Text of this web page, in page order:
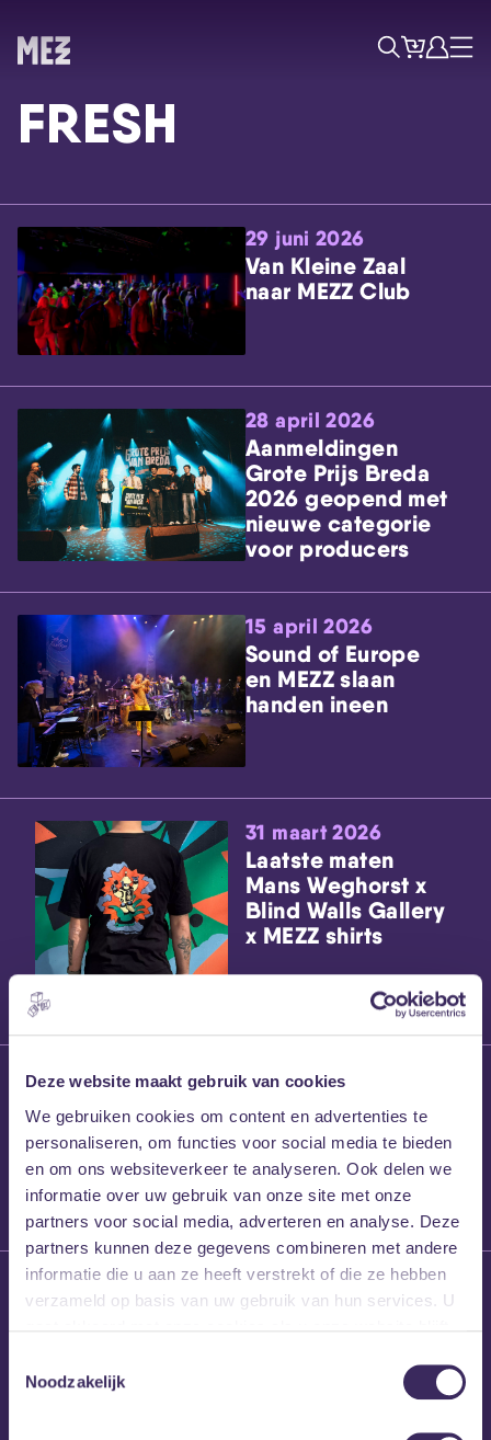
Deze website maakt gebruik van cookies
We gebruiken cookies om content en advertenties te
personaliseren, om functies voor social media te bieden
en om ons websiteverkeer te analyseren. Ook delen we
informatie over uw gebruik van onze site met onze
partners voor social media, adverteren en analyse. Deze
partners kunnen deze gegevens combineren met andere
informatie die u aan ze heeft verstrekt of die ze hebben
verzameld op basis van uw gebruik van hun services. U
Noodzakelijk
Skip navigatie
ZoekTicketsAccount
Menu
FRESH
29 juni 2026
Van Kleine Zaal
naar MEZZ Club
28 april 2026
Aanmeldingen
Grote Prijs Breda
2026 geopend met
nieuwe categorie
voor producers
15 april 2026
Sound of Europe
en MEZZ slaan
handen ineen
31 maart 2026
Laatste maten
Mans Weghorst x
Blind Walls Gallery
x MEZZ shirts
27 maart 2026
Willem’s Blog:
Frans Kalf
26 maart 2026
Willem’s Blog: High